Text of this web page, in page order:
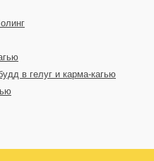
в гелуг и карма-кагью